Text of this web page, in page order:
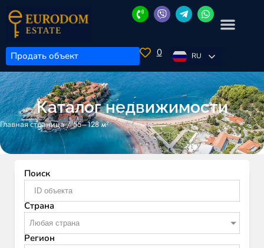
Продать объект 0 RU
Каталог недвижимости
Главная страница/55–128 м²
Поиск
Страна
Любая страна
Регион